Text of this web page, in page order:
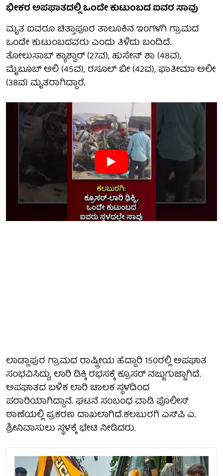
ಭೀಕರ ಅಪಫಾತದಲ್ಲಿ ಒಂದೇ ಕುಟುಂಬದ ಐವರ ಸಾವು
ಮೃತ ಐವರೂ ಚಿತ್ತಾಪೂರ ತಾಲೂಕಿನ ಇಂಗಳಗಿ ಗ್ರಾಮದ
ಒಂದೇ ಕುಟುಂಬದವರು ಎಂದು ತಿಳಿದು ಬಂದಿದೆ.
ತೋಲುಸಾಬ್ ಕ್ಯಾಶ್ವಾರ್ (27ವ), ಹುಸೇನ್ ಶಾ (48ವ),
ಮೈಬೂಬ್ ಅಲಿ (45ವ), ರಸೂಲ್ ಬೀ (42ವ), ಫಾತೀಮಾ ಅಲೀ
(38ವ) ಮೃತರಾಗಿದ್ದಾರೆ.
ಲಾಡ್ಲಾಪುರ ಗ್ರಾಮದ ರಾಷ್ಟ್ರೀಯ ಹೆದ್ದಾರಿ 150ರಲ್ಲಿ ಅಪಘಾತ
ಸಂಭವಿಸಿದ್ದು, ಲಾರಿ ಡಿಕ್ಕಿ ರಭಸಕ್ಕೆ ಕ್ರೂಸರ್ ನಜ್ಜುಗುಜ್ಜಾಗಿದೆ.
ಅಪಘಾತದ ಬಳಿಕ ಲಾರಿ ಚಾಲಕ ಸ್ಥಳದಿಂದ
ಪರಾರಿಯಾಗಿದ್ದಾನೆ. ಘಟನೆ ಸಂಬಂಧ ವಾಡಿ ಪೊಲೀಸ್
ಠಾಣೆಯಲ್ಲಿ ಪ್ರಕರಣ ದಾಖಲಾಗಿದೆ.ಕಲಬುರಗಿ ಎಸ್‌ಪಿ ಎ.
ಶ್ರೀನಿವಾಸುಲು ಸ್ಥಳಕ್ಕೆ ಭೇಟಿ ನೀಡಿದರು.